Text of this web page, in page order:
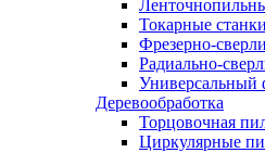
Токарные станки
Фрезерно-
Радиально-
Универсальный
Деревообработка
Торцовочная
Циркулярные